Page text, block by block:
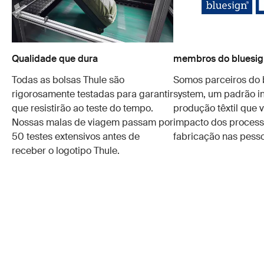
Qualidade que dura
Todas as bolsas Thule são
rigorosamente testadas para garantir
que resistirão ao teste do tempo.
Nossas malas de viagem passam por
50 testes extensivos antes de
receber o logotipo Thule.
membros do
Somos parceiros
system, um padrão
produção têxtil que
impacto dos
fabricação nas